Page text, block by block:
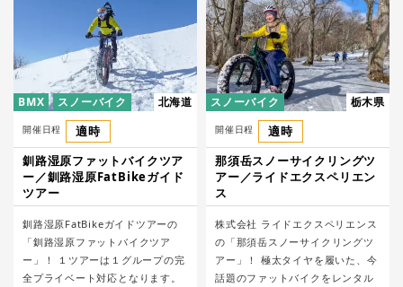
BMX スノーバイク 北海道
開催日程
適時
釧路湿原ファットバイクツア
ー／釧路湿原FatBikeガイド
ツアー
釧路湿原FatBikeガイドツアーの
「釧路湿原ファットバイクツア
ー」！ １ツアーは１グループの完
全プライベート対応となります。
スノーバイク 栃木県
開催日程
適時
那須岳スノーサイクリングツ
アー／ライドエクスペリエン
ス
株式会社 ライドエクスペリエンス
の「那須岳スノーサイクリングツ
アー」！ 極太タイヤを履いた、今
話題のファットバイクをレンタル